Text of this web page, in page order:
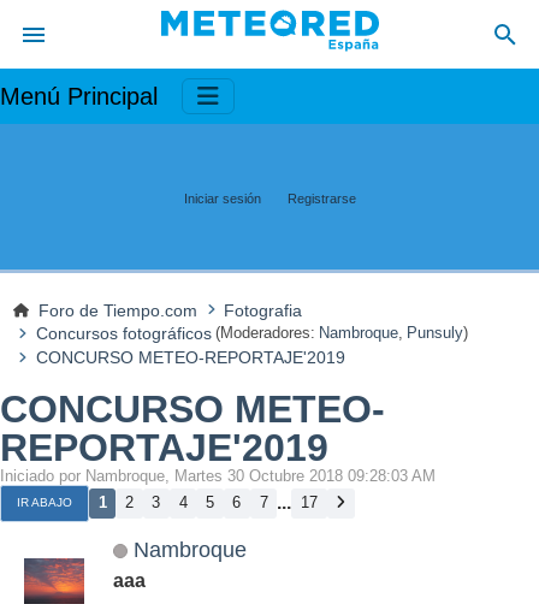
Menú Principal
Iniciar sesión Registrarse
Foro de Tiempo.com
Fotografia
Concursos fotográficos (Moderadores: Nambroque, Punsuly)
CONCURSO METEO-REPORTAJE'2019
CONCURSO METEO-
REPORTAJE'2019
Iniciado por Nambroque, Martes 30 Octubre 2018 09:28:03 AM
IR ABAJO 1 2 3 4 5 6 7 ... 17
Nambroque
aaa